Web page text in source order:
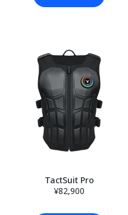
TactSuit Pro
¥82,900